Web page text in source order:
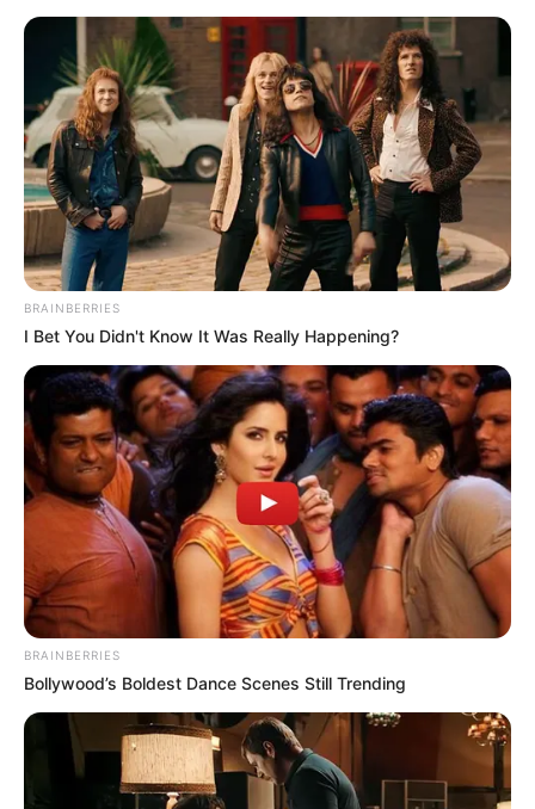
Joy Red Velvet Wendy Red Velvet
Seulgi Red Velvet
Mudah Bergaul, 10 Idol
yang Berteman Baik
dengan Yeri Red Velvet
BRAINBERRIES
I Bet You Didn't Know It Was Really Happening?
BRAINBERRIES
Bollywood’s Boldest Dance Scenes Still Trending